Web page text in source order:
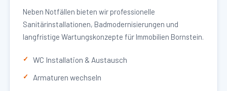
Neben Notfällen bieten wir professionelle
Sanitärinstallationen, Badmodernisierungen und
langfristige Wartungskonzepte für Immobilien Bornstein.
WC Installation & Austausch
Armaturen wechseln